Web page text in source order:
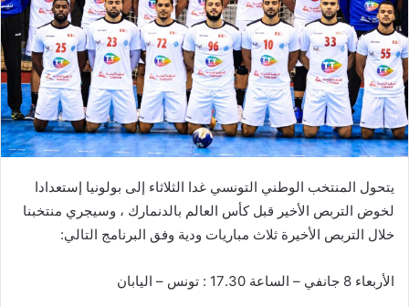
يتحول المنتخب الوطني التونسي غدا الثلاثاء إلى بولونيا إستعدادا
لخوض التربص الأخير قبل كأس العالم بالدنمارك ، وسيجري منتخبنا
خلال التربص الأخيرة ثلاث مباريات ودية وفق البرنامج التالي:
الأربعاء 8 جانفي – الساعة 17.30 : تونس – اليابان